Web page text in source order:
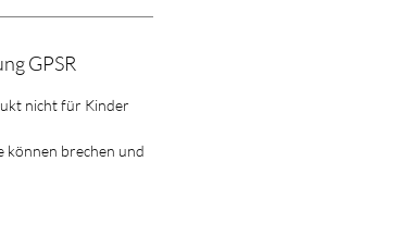
GPSR
nicht für Kinder
können brechen und